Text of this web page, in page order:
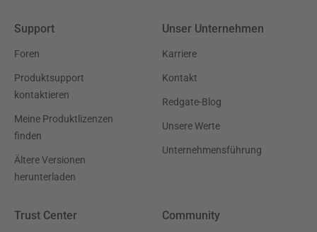
Support
Foren
Produktsupport
kontaktieren
Meine Produktlizenzen
finden
Ältere Versionen
herunterladen
Unser Unternehmen
Karriere
Kontakt
Redgate-Blog
Unsere Werte
Unternehmensführung
Trust Center Community